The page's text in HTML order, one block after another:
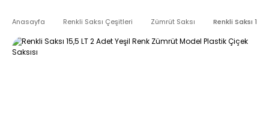
Anasayfa Renkli Saksı Çeşitleri Zümrüt Saksı Renkli Saksı